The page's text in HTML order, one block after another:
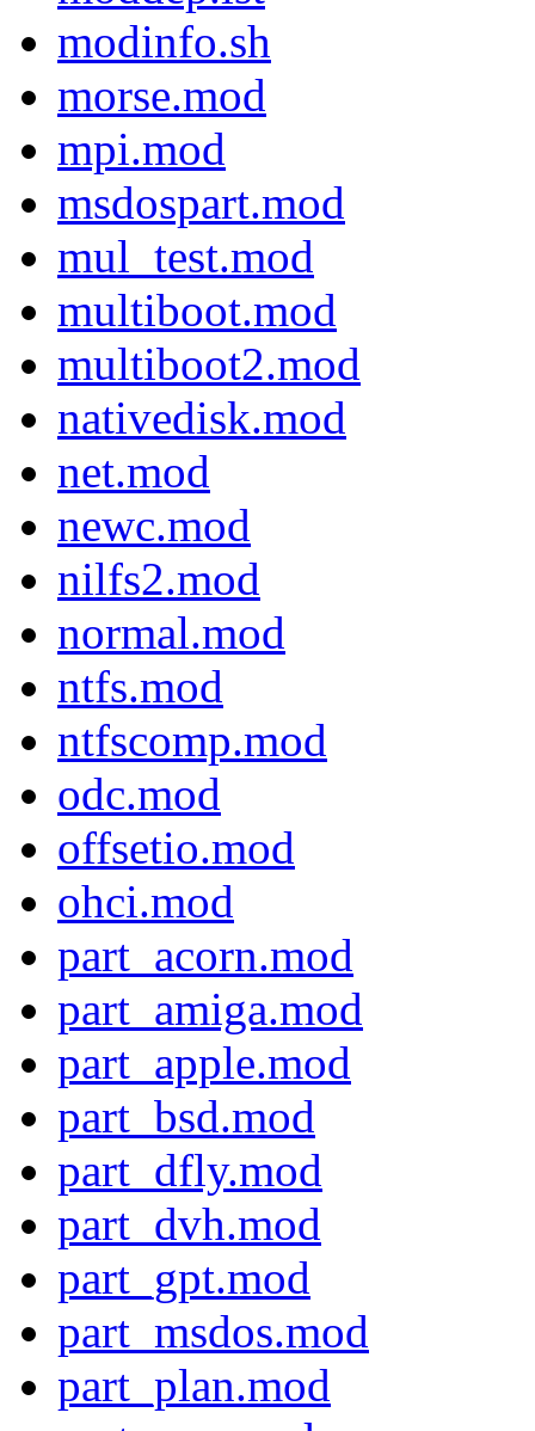
modinfo.sh
morse.mod
mpi.mod
msdospart.mod
mul_test.mod
multiboot.mod
multiboot2.mod
nativedisk.mod
net.mod
newc.mod
nilfs2.mod
normal.mod
ntfs.mod
ntfscomp.mod
odc.mod
offsetio.mod
ohci.mod
part_acorn.mod
part_amiga.mod
part_apple.mod
part_bsd.mod
part_dfly.mod
part_dvh.mod
part_gpt.mod
part_msdos.mod
part_plan.mod